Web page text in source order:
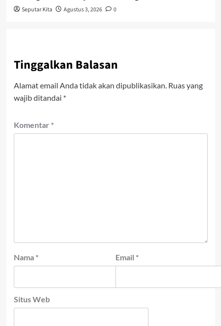
Seputar Kita Agustus 3, 2026 0
Tinggalkan Balasan
Alamat email Anda tidak akan dipublikasikan. Ruas yang
wajib ditandai *
Komentar *
Nama * Email *
Situs Web